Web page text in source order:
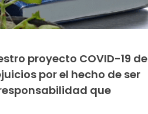
proyecto COVID-19 de
por el hecho de ser
que